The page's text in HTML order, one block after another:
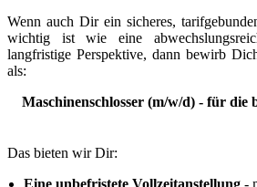
Wenn auch Dir ein sicheres,
wichtig ist wie eine
langfristige Perspektive, dann bewirb
als:
Maschinenschlosser (m/w/d) - für die
Das bieten wir Dir:
Eine unbefristete Vollzeitanstellung -